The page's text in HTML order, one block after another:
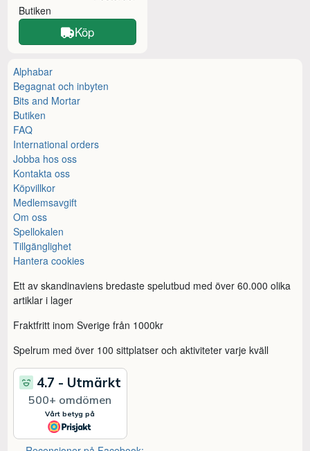
Butiken
Köp
Alphabar
Begagnat och inbyten
Bits and Mortar
Butiken
FAQ
International orders
Jobba hos oss
Kontakta oss
Köpvillkor
Medlemsavgift
Om oss
Spellokalen
Tillgänglighet
Hantera cookies
Ett av skandinaviens bredaste spelutbud med över 60.000 olika
artiklar i lager
Fraktfritt inom Sverige från 1000kr
Spelrum med över 100 sittplatser och aktiviteter varje kväll